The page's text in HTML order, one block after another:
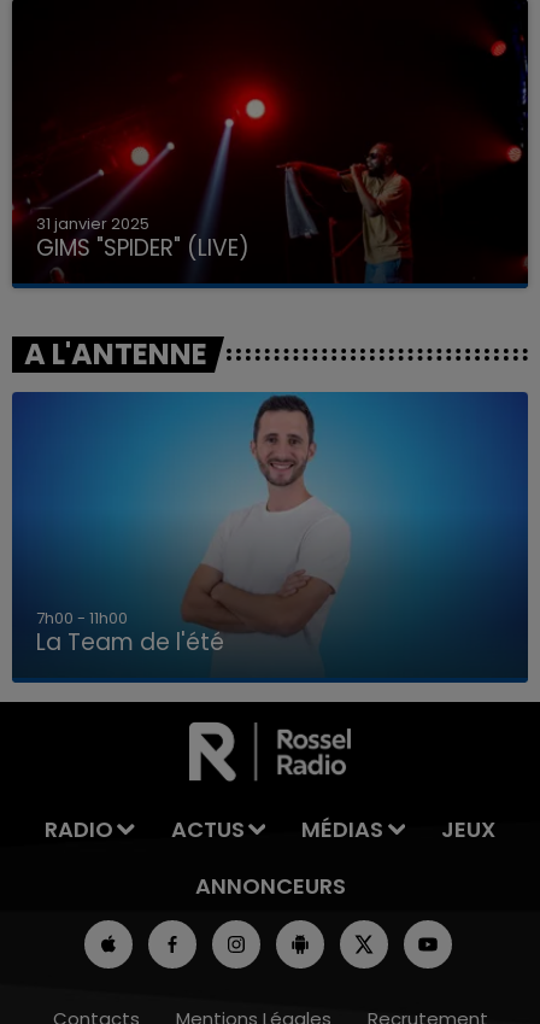
LA TEAM DE L'ÉTÉ
31 janvier 2025
GIMS "SPIDER" (LIVE)
A L'ANTENNE
7h00 - 11h00
La Team de l'été
RADIO ACTUS MÉDIAS
JEUX
ANNONCEURS
Contacts Mentions Légales Recrutement